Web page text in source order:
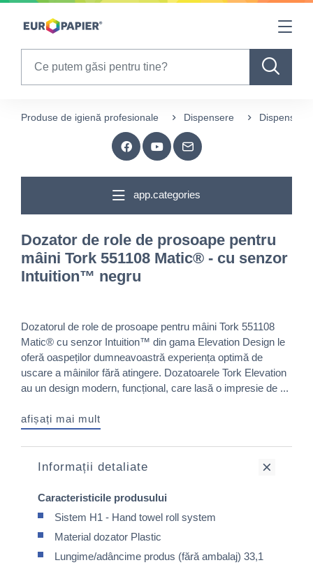
Table Of Content
Produse de igienă profesionale Dispensere
app.categories
Dozator de role de prosoape pentru
mâini Tork 551108 Matic® - cu senzor
Intuition™ negru
Dozatorul de role de prosoape pentru mâini Tork 551108
Matic® cu senzor Intuition™ din gama Elevation Design le
oferă oaspeților dumneavoastră experiența optimă de
uscare a mâinilor fără atingere. Dozatoarele Tork Elevation
au un design modern, funcțional, care lasă o impresie de ...
afișați mai mult
Informații detaliate
Caracteristicile produsului
Sistem H1 - Hand towel roll system
Material dozator Plastic
Lungime/adâncime produs (fără ambalaj) 33,1